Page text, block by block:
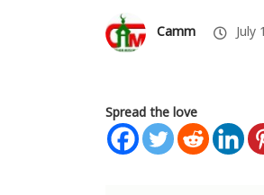
Camm July
Spread the love